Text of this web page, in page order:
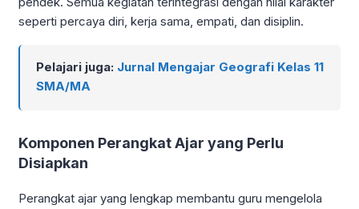
seperti percaya diri, kerja sama, empati, dan disiplin.
Pelajari juga: Jurnal Mengajar Geografi Kelas 11
SMA/MA
Komponen Perangkat Ajar yang Perlu
Disiapkan
Perangkat ajar yang lengkap membantu guru mengelola